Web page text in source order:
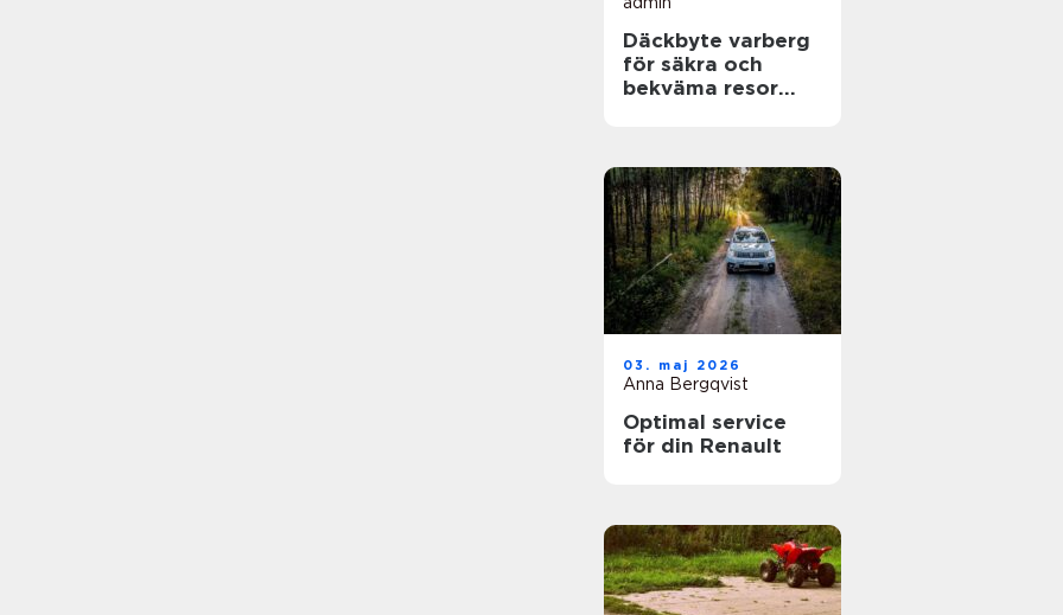
Däckbyte varberg
för säkra och
bekväma resor
03. maj 2026
Anna Bergqvist
Optimal service
för din Renault